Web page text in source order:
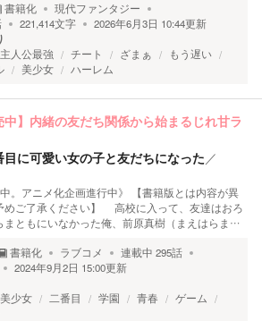
書籍化
現代ファンタジー
221,414文字 2026年6月3日 10:44更新
主人公最強 チート ざまぁ
もう遅い
美少女 ハーレム
中】内緒の友だち関係から始まるじれ甘ラ
目に可愛い女の子と友だちになった／
中。アニメ化企画進行中》 【書籍版とは内容が異
めご了承ください】 高校に入って、友達はおろ
まともにいなかった俺、前原真樹（まえはらま…
書籍化 ラブコメ 連載中 295話
2024年9月2日 15:00更新
美少女 二番目 学園 青春
ゲーム